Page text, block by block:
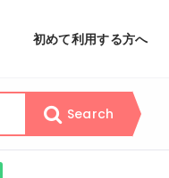
初めて利用する方へ
Search